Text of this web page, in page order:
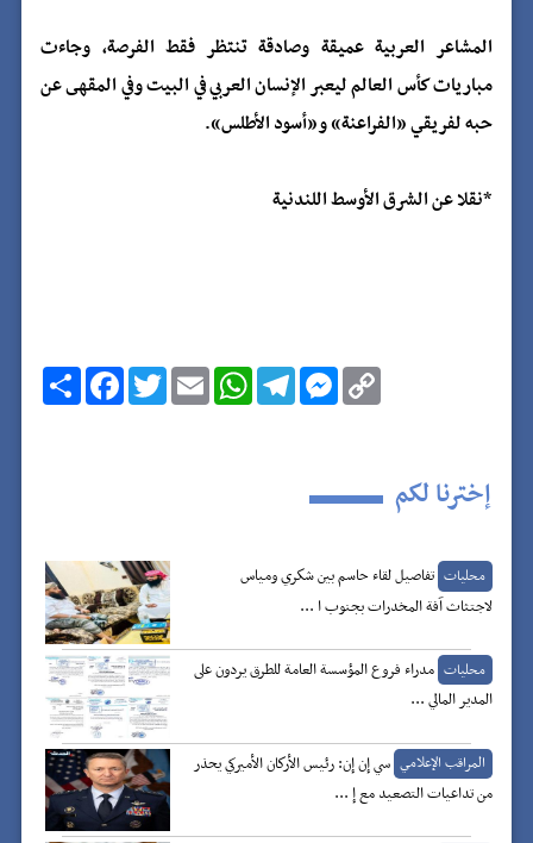
المشاعر العربية عميقة وصادقة تنتظر فقط الفرصة، وجاءت
مباريات كأس العالم ليعبر الإنسان العربي في البيت وفي المقهى عن
حبه لفريقي «الفراعنة» و«أسود الأطلس».
*نقلا عن الشرق الأوسط اللندنية
ا
ن
ش
F
a
c
T
w
i
E
m
a
W
h
a
T
e
l
M
e
s
g
e
C
o
p
n
k إخترنا لكم
محليات تفاصيل لقاء حاسم بين شكري ومياس
لاجتثاث آفة المخدرات بجنوب ا ...
محليات مدراء فروع المؤسسة العامة للطرق يردون على
المدير المالي ...
المراقب الإعلامي سي إن إن: رئيس الأركان الأميركي يحذر
من تداعيات التصعيد مع إ ...